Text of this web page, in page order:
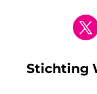
Stichting